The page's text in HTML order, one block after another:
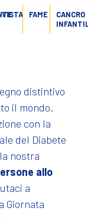
VISTA FAME
CANCRO
distintivo
il mondo.
con la
del Diabete
nostra
allo
a
Giornata